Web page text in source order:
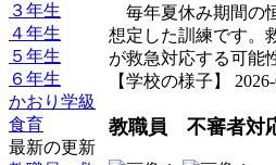
３年生
４年生
５年生
６年生
かおり学級
食育
最新の更新
毎年夏休み期間の
想定した訓練です。
が救急対応する可能
【学校の様子】
教職員 不審者対